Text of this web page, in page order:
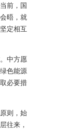
前，国
晤，就
定相互
中方愿
色能源
必要措
则，始
往来，